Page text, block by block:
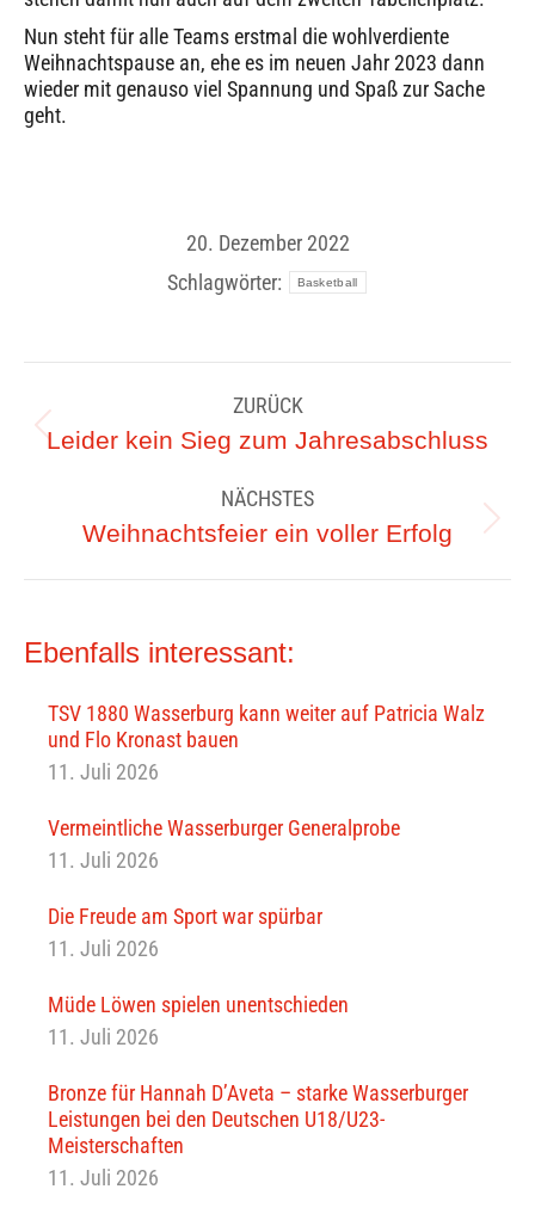
Nun steht für alle Teams erstmal die wohlverdiente
Weihnachtspause an, ehe es im neuen Jahr 2023 dann
wieder mit genauso viel Spannung und Spaß zur Sache
geht.
20. Dezember 2022
Schlagwörter:
Basketball
ZURÜCK
Vorheriger
Leider kein Sieg zum Jahresabschluss
NÄCHSTES
Nächster
Weihnachtsfeier ein voller Erfolg
Ebenfalls interessant:
TSV 1880 Wasserburg kann weiter auf Patricia Walz
und Flo Kronast bauen
11. Juli 2026
Vermeintliche Wasserburger Generalprobe
11. Juli 2026
Die Freude am Sport war spürbar
11. Juli 2026
Müde Löwen spielen unentschieden
11. Juli 2026
Bronze für Hannah D’Aveta – starke Wasserburger
Leistungen bei den Deutschen U18/U23-
Meisterschaften
11. Juli 2026